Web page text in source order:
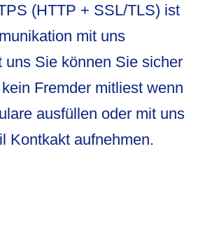
(HTTP + SSL/TLS) ist
mit uns
uns Sie können Sie sicher
Fremder mitliest wenn
ausfüllen oder mit uns
Kontkakt aufnehmen.